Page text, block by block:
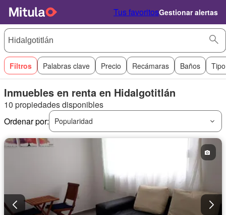
Tus favoritosGestionar alertas
Filtros Palabras clave Precio Recámaras Baños
Inmuebles en renta en Hidalgotitlán
10 propiedades disponibles
Ordenar por:
Popularidad